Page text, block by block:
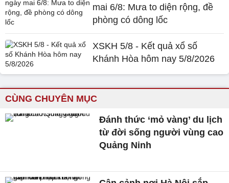
mai 6/8: Mưa to diện rộng, đề
phòng có dông lốc
XSKH 5/8 - Kết quả xổ số
Khánh Hòa hôm nay 5/8/2026
CÙNG CHUYÊN MỤC
Đánh thức ‘mỏ vàng’ du lịch
từ đời sống người vùng cao
Quảng Ninh